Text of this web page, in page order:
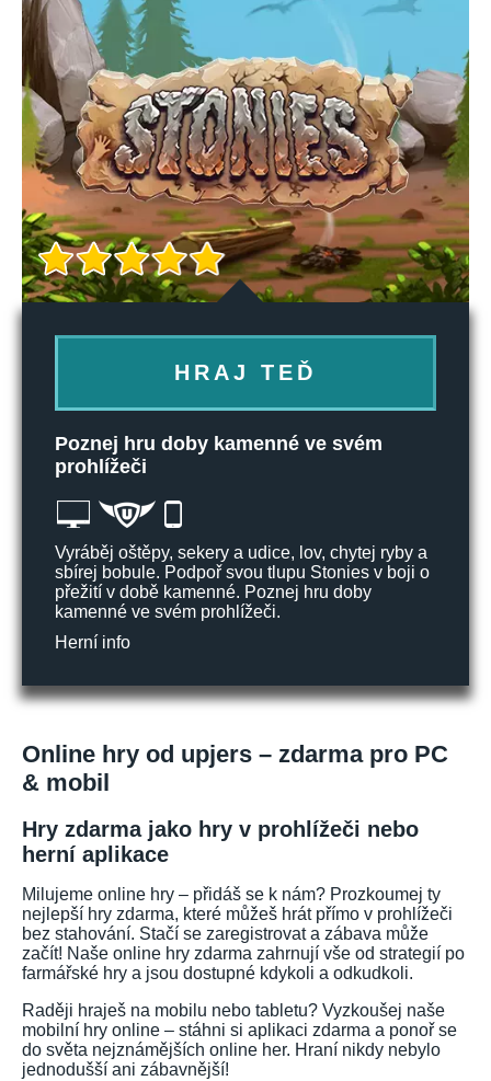
HRAJ TEĎ
Poznej hru doby kamenné ve svém
prohlížeči
Vyráběj oštěpy, sekery a udice, lov, chytej ryby a
sbírej bobule. Podpoř svou tlupu Stonies v boji o
přežití v době kamenné. Poznej hru doby
kamenné ve svém prohlížeči.
Herní info
Online hry od upjers – zdarma pro PC
& mobil
Hry zdarma jako hry v prohlížeči nebo
herní aplikace
Milujeme online hry – přidáš se k nám? Prozkoumej ty
nejlepší hry zdarma, které můžeš hrát přímo v prohlížeči
bez stahování. Stačí se zaregistrovat a zábava může
začít! Naše online hry zdarma zahrnují vše od strategií po
farmářské hry a jsou dostupné kdykoli a odkudkoli.
Raději hraješ na mobilu nebo tabletu? Vyzkoušej naše
mobilní hry online – stáhni si aplikaci zdarma a ponoř se
do světa nejznámějších online her. Hraní nikdy nebylo
jednodušší ani zábavnější!